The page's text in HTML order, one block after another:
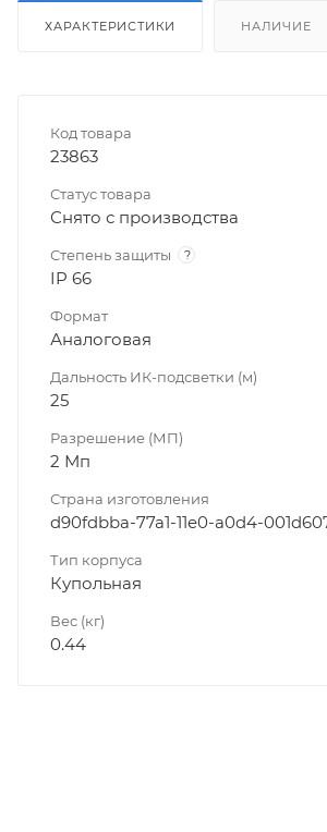
ХАРАКТЕРИСТИКИ НАЛИЧИЕ
Код товара
23863
Статус товара
Снято с производства
Степень защиты ?
IP 66
Формат
Аналоговая
Дальность ИК-подсветки (м)
25
Разрешение (МП)
2 Мп
Страна изготовления
d90fdbba-77a1-11e0-a0d4-
Тип корпуса
Купольная
Вес (кг)
0.44